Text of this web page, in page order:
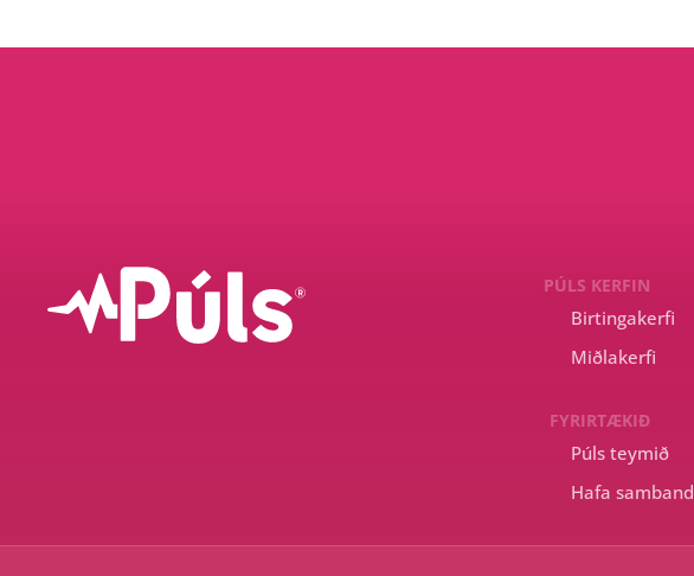
PÚLS KERFIN
Birtingakerfi
Miðlakerfi
FYRIRTÆKIÐ
Púls teymið
Hafa samband